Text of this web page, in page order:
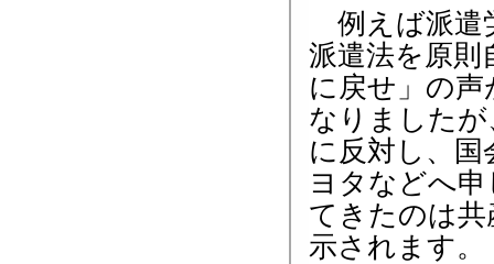
例えば派遣
派遣法を原則
に戻せ」の
なりました
に反対し、国
ヨタなどへ
てきたのは
示されます。